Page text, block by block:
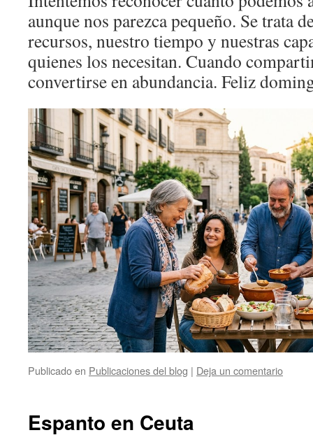
aunque nos parezca pequeño. Se trata
recursos, nuestro tiempo y nuestras
quienes los necesitan. Cuando
convertirse en abundancia. Feliz
Publicado en Publicaciones del blog | Deja un comentario
Espanto en Ceuta